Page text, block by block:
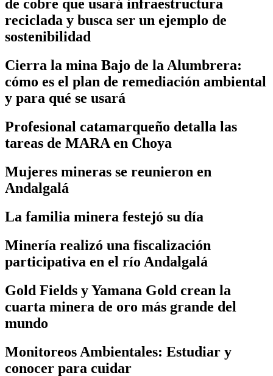
de cobre que usará infraestructura
reciclada y busca ser un ejemplo de
sostenibilidad
Cierra la mina Bajo de la Alumbrera:
cómo es el plan de remediación ambiental
y para qué se usará
Profesional catamarqueño detalla las
tareas de MARA en Choya
Mujeres mineras se reunieron en
Andalgalá
La familia minera festejó su día
Minería realizó una fiscalización
participativa en el río Andalgalá
Gold Fields y Yamana Gold crean la
cuarta minera de oro más grande del
mundo
Monitoreos Ambientales: Estudiar y
conocer para cuidar